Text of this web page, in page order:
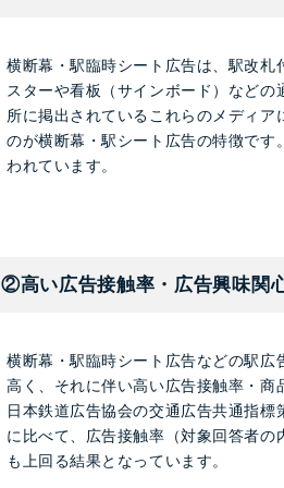
横断幕・駅臨時シート広告は、駅改
スターや看板（サインボード）など
所に掲出されているこれらのメディ
のが横断幕・駅シート広告の特徴で
われています。
②高い広告接触率・広告興味関
横断幕・駅臨時シート広告などの駅
高く、それに伴い高い広告接触率・商
日本鉄道広告協会の交通広告共通指
に比べて、広告接触率（対象回答者
も上回る結果となっています。